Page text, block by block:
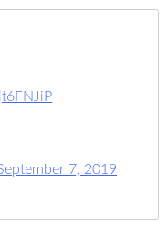
7, 2019